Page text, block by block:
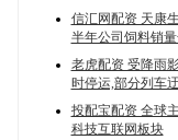
信汇网配资 天康
半年公司饲料销
老虎配资 受降雨
时停运,部分列车
投配宝配资 全球
科技互联网板块